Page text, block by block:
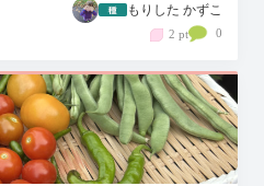
もりした かずこ
2 pt 0